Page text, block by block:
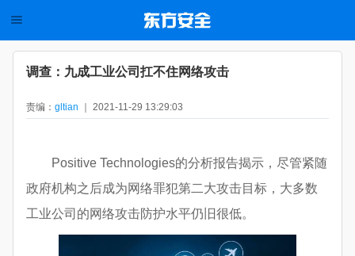
调查：九成工业公司扛不住网络攻击
责编： gltian ｜ 2021-11-29 13:29:03
Positive Technologies的分析报告揭示，尽管紧随
政府机构之后成为网络罪犯第二大攻击目标，大多数
工业公司的网络攻击防护水平仍旧很低。